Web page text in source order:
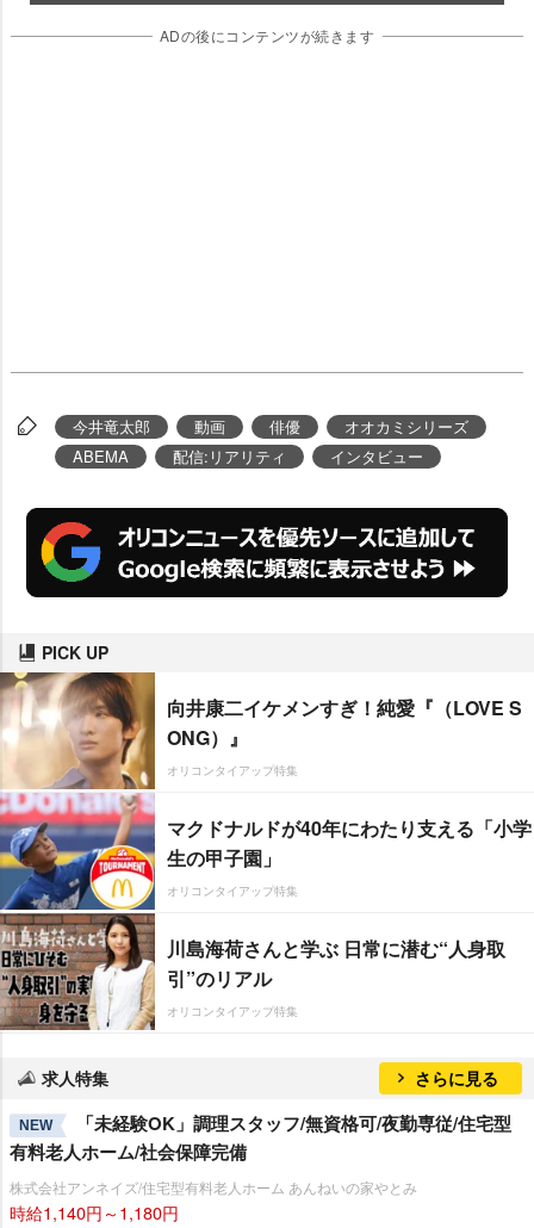
ADの後にコンテンツが続きます
今井竜太郎 動画 俳優
オオカミシリーズ
ABEMA
配信:リアリティ インタビュー
PICK UP
向井康二イケメンすぎ！純愛『（LOVE S
ONG）』
オリコンタイアップ特集
マクドナルドが40年にわたり支える「小学
生の甲子園」
オリコンタイアップ特集
川島海荷さんと学ぶ 日常に潜む“人身取
引”のリアル
オリコンタイアップ特集
求人特集 さらに見る
NEW
「未経験OK」調理スタッフ/無資格可/夜勤専従/住宅型
有料老人ホーム/社会保障完備
株式会社アンネイズ/住宅型有料老人ホーム あんねいの家やとみ
時給1,140円～1,180円